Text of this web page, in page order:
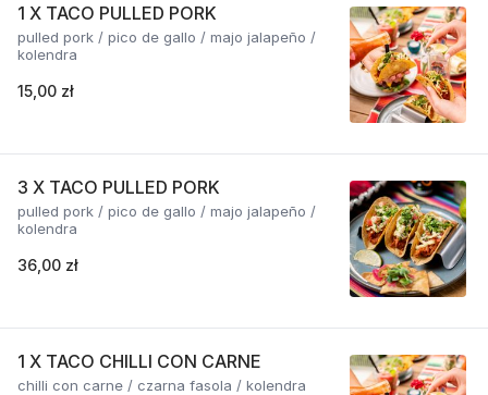
1 X TACO PULLED PORK
pulled pork / pico de gallo / majo jalapeño /
kolendra
15,00 zł
3 X TACO PULLED PORK
pulled pork / pico de gallo / majo jalapeño /
kolendra
36,00 zł
1 X TACO CHILLI CON CARNE
chilli con carne / czarna fasola / kolendra